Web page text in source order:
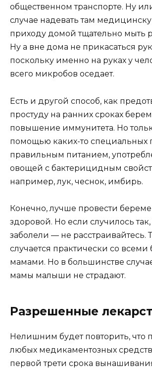
общественном транспорте. Ну
случае надевать там
приходу домой тщательно мыть
Ну а вне дома не прикасаться
поскольку именно на руках у
всего микробов оседает.
Есть и другой способ, как
простуду на ранних сроках
повышение иммунитета. Но
помощью каких-то специальных
правильным питанием,
овощей с бактерицидным
например, лук, чеснок, имбирь.
Конечно, лучше провести
здоровой. Но если случилось так,
заболели — не расстраивайтесь.
случается практически со
мамами. Но в большинстве
мамы малыши не страдают.
Разрешенные
Нелишним будет повторить, что
любых медикаментозных
первой трети срока